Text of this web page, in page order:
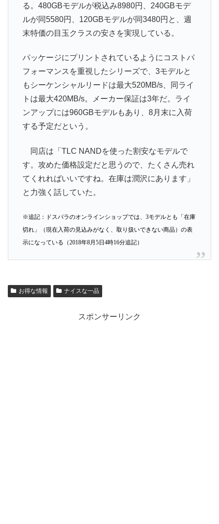
る。480GBモデルが税込み8980円、240GBモデ
ルが同5580円、120GBモデルが同3480円と、週
末特価の目玉クラスの安さを実現している。
パッケージにプリントされているようにコストパ
フォーマンスを重視したシリーズで、3モデルと
もシーケンシャルリードは最大520MB/s、同ライ
トは最大420MB/s。メーカー保証は3年だ。ライ
ンアップには960GBモデルもあり、8月末に入荷
する予定だという。
同店は「TLC NANDを使った割安なモデルで
す。攻めた価格設定だと思うので、たくさん売れ
てくれればいいですね。在庫は潤沢にあります」
と力強く話していた。
※追記：ドスパラのオンラインショップでは、3モデルとも「在庫
切れ」（現在入荷の見込みがなく、取り扱いできない商品）の表
示になっている（2018年8月5日4時16分追記）
お得な情報 ナイスな一品
スポンサーリンク